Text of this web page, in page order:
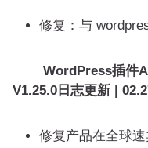
修复：与
WordPress插件
V1.25.0日志更新 |
修复产品在全球